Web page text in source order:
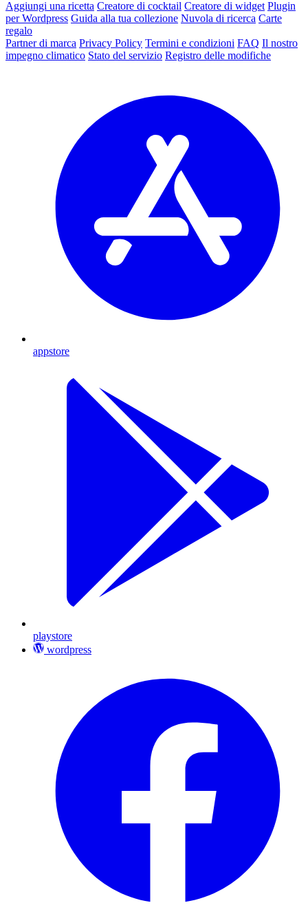
Aggiungi una ricetta Creatore di cocktail Creatore di widget Plugin
per Wordpress Guida alla tua collezione Nuvola di ricerca Carte
regalo
Partner di marca Privacy Policy Termini e condizioni FAQ Il nostro
impegno climatico Stato del servizio Registro delle modifiche
appstore
playstore
wordpress